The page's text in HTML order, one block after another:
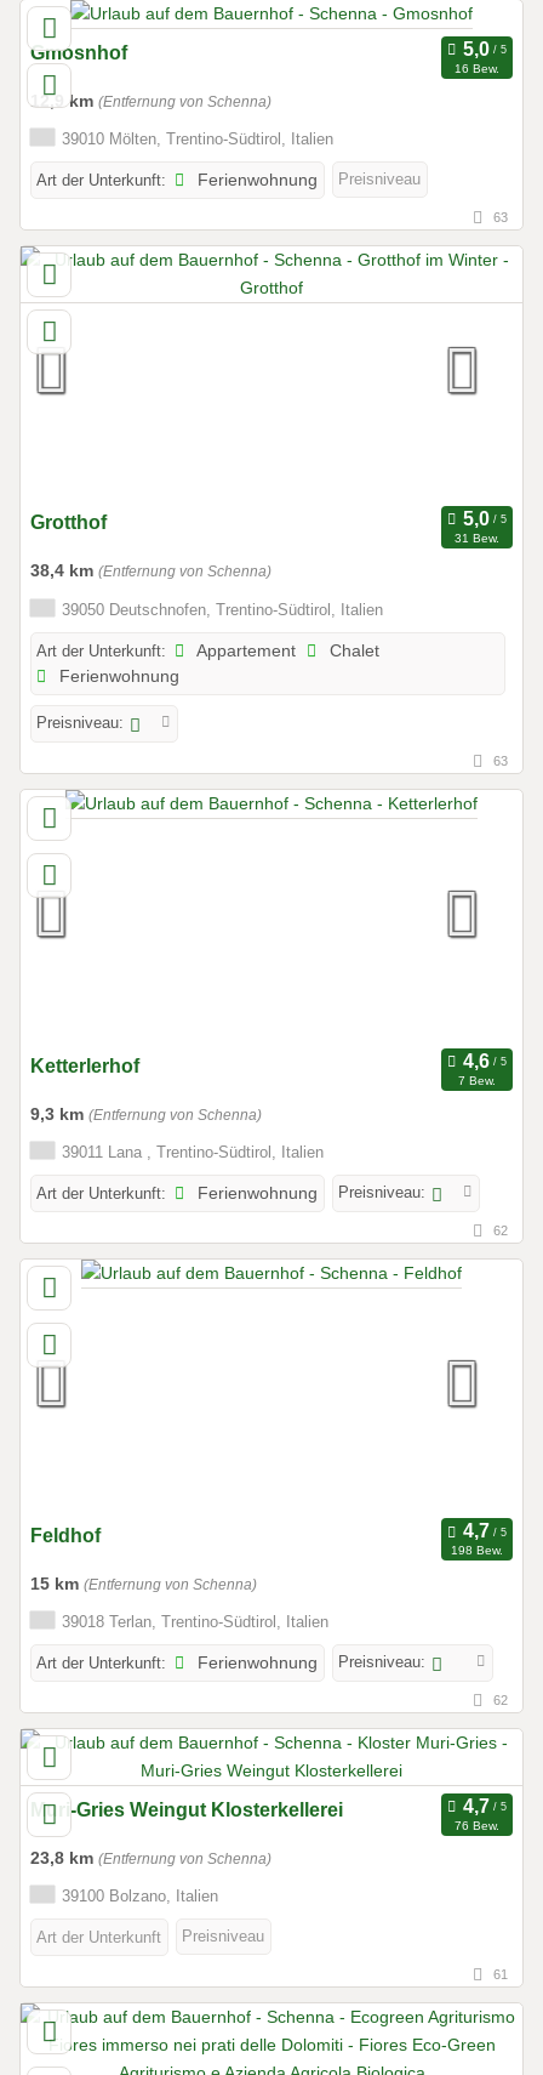
Gmosnhof
16 Bew.
12,9 km (Entfernung von Schenna)
39010 Mölten, Trentino-Südtirol, Italien
Art der Unterkunft: Ferienwohnung Preisniveau
63
Grotthof
31 Bew.
38,4 km (Entfernung von Schenna)
39050 Deutschnofen, Trentino-Südtirol, Italien
Art der Unterkunft: Appartement
Chalet
Ferienwohnung
Preisniveau:
63
Ketterlerhof
7 Bew.
9,3 km (Entfernung von Schenna)
39011 Lana , Trentino-Südtirol, Italien
Art der Unterkunft: Ferienwohnung Preisniveau:
62
Feldhof
198 Bew.
15 km (Entfernung von Schenna)
39018 Terlan, Trentino-Südtirol, Italien
Art der Unterkunft: Ferienwohnung Preisniveau:
62
Muri-Gries Weingut Klosterkellerei
76 Bew.
23,8 km (Entfernung von Schenna)
39100 Bolzano, Italien
Art der Unterkunft Preisniveau
61